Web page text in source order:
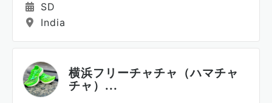
SD
India
横浜フリーチャチャ（ハマチャ
チャ）...